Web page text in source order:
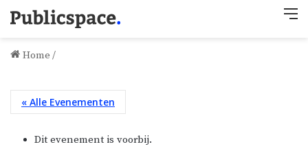
Home /
« Alle Evenementen
Dit evenement is voorbij.